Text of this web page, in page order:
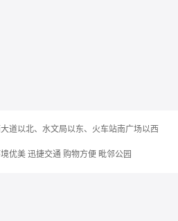
道以北、水文局以东、火车站南广场以西
优美 迅捷交通 购物方便 毗邻公园